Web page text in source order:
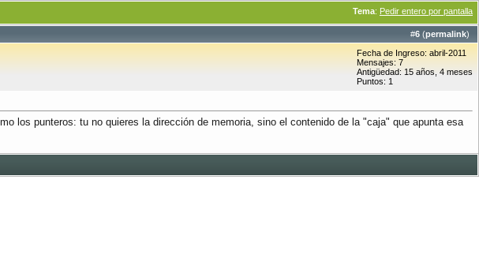
Tema: Pedir entero por pantalla
#6 (permalink)
Fecha de Ingreso: abril-2011
Mensajes: 7
Antigüedad: 15 años, 4 meses
Puntos: 1
los punteros: tu no quieres la dirección de memoria, sino el contenido de la "caja" que apunta esa